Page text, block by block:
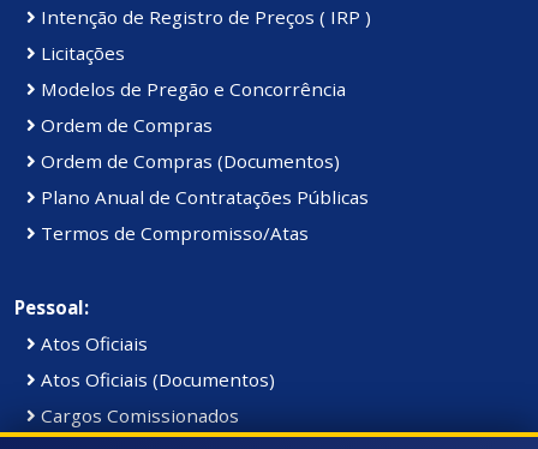
Intenção de Registro de Preços ( IRP )
Licitações
Modelos de Pregão e Concorrência
Ordem de Compras
Ordem de Compras (Documentos)
Plano Anual de Contratações Públicas
Termos de Compromisso/Atas
Pessoal:
Atos Oficiais
Atos Oficiais (Documentos)
Cargos Comissionados